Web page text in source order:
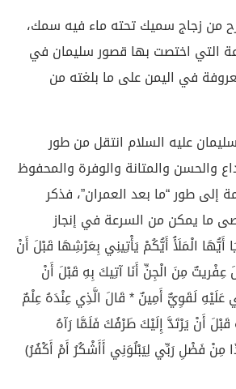
من زجاج سميك تحته ماء فيه سمك،
التي اختصت بها قصور سليمان في
في اليمن على ما بلغته من
عليه السلام انتقل من طور
والحسن والمتانة والوفرة والمحفوظ
إلى طور “ما بعد العمران”، فذكر
ما يمكن من السرعة في إنجاز
أَيُّهَا الْمَلَأُ أَيُّكُمْ يَأْتِينِي بِعَرْشِهَا قَبْلَ أَنْ
مِنَ الْجِنِّ أَنَا آتِيكَ بِهِ قَبْلَ أَنْ
لَقَوِيٌّ أَمِينٌ * قَالَ الَّذِي عِنْدَهُ عِلْمٌ
قَبْلَ أَنْ يَرْتَدَّ إِلَيْكَ طَرْفُكَ فَلَمَّا رَآهُ
مِنْ فَضْلِ رَبِّي لِيَبْلُوَنِي أَأَشْكُرُ أَمْ أَكْفُرُ﴾